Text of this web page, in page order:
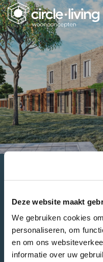
Deze website maakt
We gebruiken cookies
personaliseren, om
en om ons
informatie over uw
Home•Bedankpagina –
Bedankt
aanvraag
We sturen je de